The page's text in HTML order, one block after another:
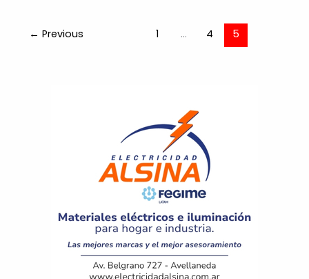
← Previous 1 … 4 5